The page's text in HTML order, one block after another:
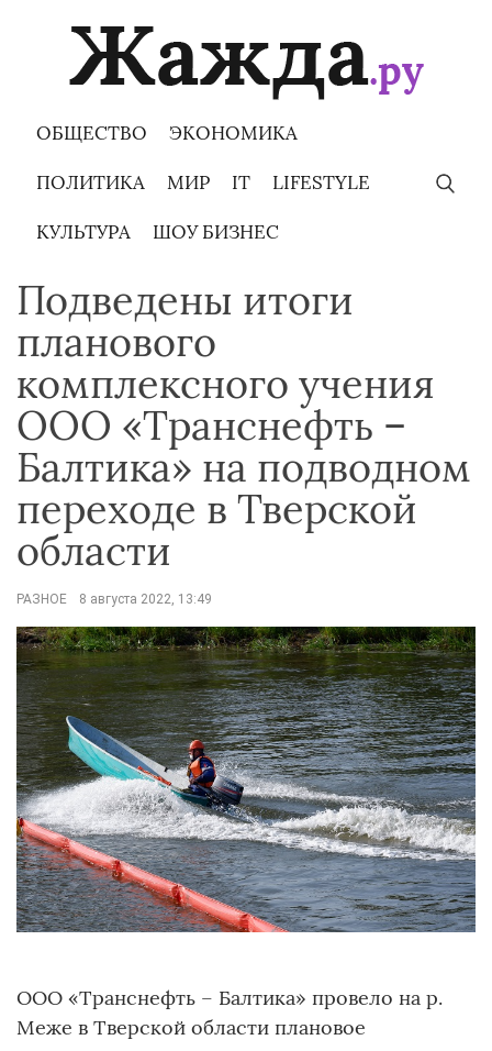
ОБЩЕСТВО ЭКОНОМИКА
ПОЛИТИКА МИР IT LIFESTYLE
КУЛЬТУРА ШОУ БИЗНЕС
Подведены итоги
планового
комплексного учения
ООО «Транснефть –
Балтика» на подводном
переходе в Тверской
области
РАЗНОЕ 8 августа 2022, 13:49
ООО «Транснефть – Балтика» провело на р.
Меже в Тверской области плановое